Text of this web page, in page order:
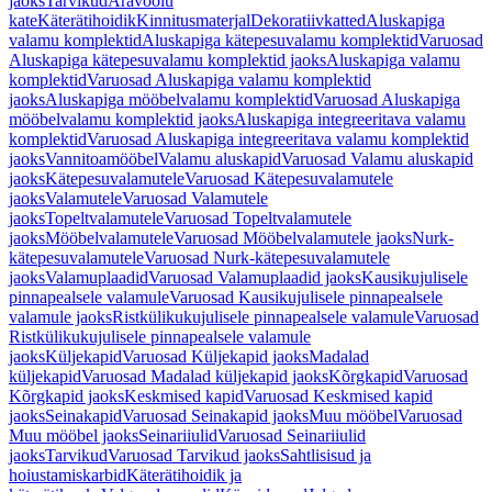
kateKäterätihoidikKinnitusmaterjalDekoratiivkattedAluskapiga
valamu komplektidAluskapiga kätepesuvalamu komplektidVaruosad
Aluskapiga kätepesuvalamu komplektid jaoksAluskapiga valamu
komplektidVaruosad Aluskapiga valamu komplektid
jaoksAluskapiga mööbelvalamu komplektidVaruosad Aluskapiga
mööbelvalamu komplektid jaoksAluskapiga integreeritava valamu
komplektidVaruosad Aluskapiga integreeritava valamu komplektid
jaoksVannitoamööbelValamu aluskapidVaruosad Valamu aluskapid
jaoksKätepesuvalamuteleVaruosad Kätepesuvalamutele
jaoksValamuteleVaruosad Valamutele
jaoksTopeltvalamuteleVaruosad Topeltvalamutele
jaoksMööbelvalamuteleVaruosad Mööbelvalamutele jaoksNurk-
kätepesuvalamuteleVaruosad Nurk-kätepesuvalamutele
jaoksValamuplaadidVaruosad Valamuplaadid jaoksKausikujulisele
pinnapealsele valamuleVaruosad Kausikujulisele pinnapealsele
valamule jaoksRistkülikukujulisele pinnapealsele valamuleVaruosad
Ristkülikukujulisele pinnapealsele valamule
jaoksKüljekapidVaruosad Küljekapid jaoksMadalad
küljekapidVaruosad Madalad küljekapid jaoksKõrgkapidVaruosad
Kõrgkapid jaoksKeskmised kapidVaruosad Keskmised kapid
jaoksSeinakapidVaruosad Seinakapid jaoksMuu mööbelVaruosad
Muu mööbel jaoksSeinariiulidVaruosad Seinariiulid
jaoksTarvikudVaruosad Tarvikud jaoksSahtlisisud ja
hoiustamiskarbidKäterätihoidik ja